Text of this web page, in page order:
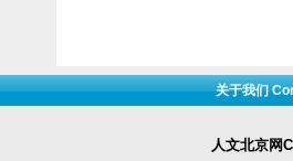
人文北京网
关于我们